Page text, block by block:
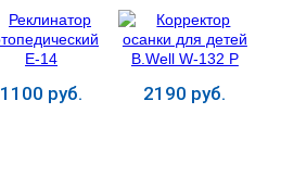
1100 руб. 2190 руб.